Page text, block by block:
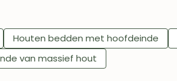
Houten bedden met hoofdeinde
van massief hout